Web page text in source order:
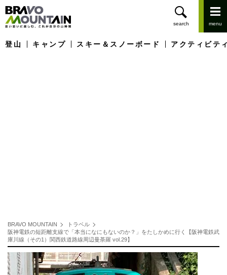
登山 キャンプ スキー＆スノーボード アクティビテ
BRAVO MOUNTAIN
トラベル
阪神電鉄の短距離支線で「本当になにもないのか？」をたしかめに行く【阪神電鉄武
庫川線（その1）関西鉄道路線周辺曼荼羅 vol.29】